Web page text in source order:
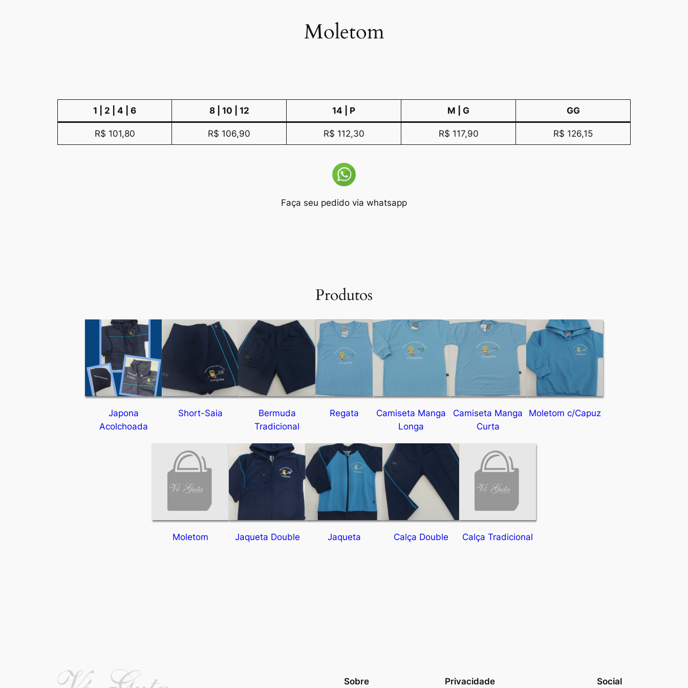
Moletom
1 | 2 | 4 | 6 8 | 10 | 12 14 | P M | G GG
R$ 101,80 R$ 106,90 R$ 112,30 R$ 117,90 R$ 126,15
Faça seu pedido via whatsapp
Produtos
Japona
Acolchoada
Short-Saia
Bermuda
Tradicional
Regata
Camiseta Manga
Longa
Camiseta Manga
Curta
Moletom c/Capuz
Moletom Jaqueta Double Jaqueta Calça Double Calça Tradicional
Sobre Privacidade Social